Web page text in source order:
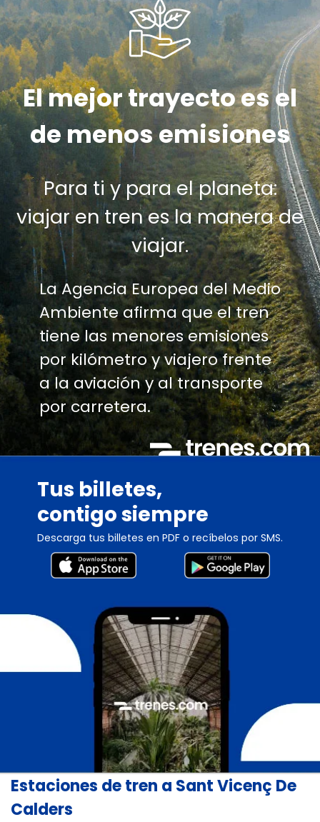
El mejor trayecto es el
de menos emisiones
Para ti y para el planeta:
viajar en tren es la manera de
viajar.
La Agencia Europea del Medio
Ambiente afirma que el tren
tiene las menores emisiones
por kilómetro y viajero frente
a la aviación y al transporte
por carretera.
Tus billetes,
contigo siempre
Descarga tus billetes en PDF o recíbelos por SMS.
Estaciones de tren a Sant Vicenç De
Calders